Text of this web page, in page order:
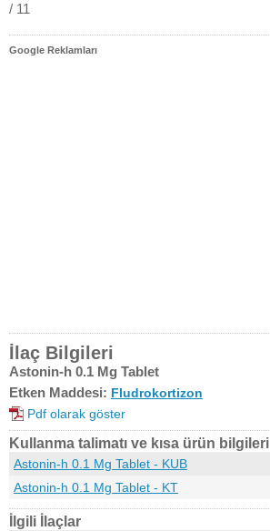
/ 11
Google Reklamları
İlaç Bilgileri
Astonin-h 0.1 Mg Tablet
Etken Maddesi: Fludrokortizon
Pdf olarak göster
Kullanma talimatı ve kısa ürün bilgileri
Astonin-h 0.1 Mg Tablet - KUB
Astonin-h 0.1 Mg Tablet - KT
İlgili İlaçlar